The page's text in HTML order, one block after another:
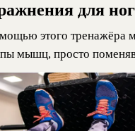
для
этого тренажёра
мышц, просто